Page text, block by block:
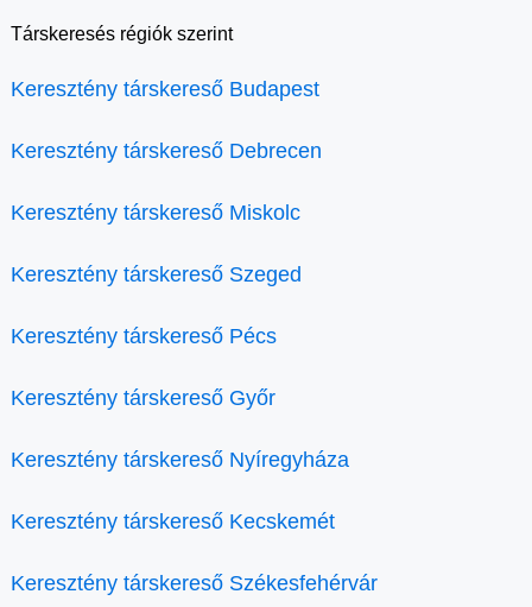
Társkeresés régiók szerint
Keresztény társkereső Budapest
Keresztény társkereső Debrecen
Keresztény társkereső Miskolc
Keresztény társkereső Szeged
Keresztény társkereső Pécs
Keresztény társkereső Győr
Keresztény társkereső Nyíregyháza
Keresztény társkereső Kecskemét
Keresztény társkereső Székesfehérvár